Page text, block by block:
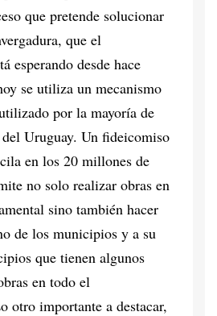
que pretende solucionar
que el
esperando desde hace
se utiliza un mecanismo
por la mayoría de
Uruguay. Un fideicomiso
en los 20 millones de
no solo realizar obras en
sino también hacer
de los municipios y a su
que tienen algunos
en todo el
otro importante a destacar,